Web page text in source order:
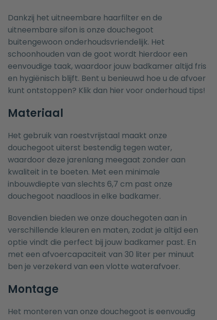
Dankzij het uitneembare haarfilter en de
uitneembare sifon is onze douchegoot
buitengewoon onderhoudsvriendelijk. Het
schoonhouden van de goot wordt hierdoor een
eenvoudige taak, waardoor jouw badkamer altijd fris
en hygiënisch blijft. Bent u benieuwd hoe u de afvoer
kunt ontstoppen? Klik dan hier voor onderhoud tips!
Materiaal
Het gebruik van roestvrijstaal maakt onze
douchegoot uiterst bestendig tegen water,
waardoor deze jarenlang meegaat zonder aan
kwaliteit in te boeten. Met een minimale
inbouwdiepte van slechts 6,7 cm past onze
douchegoot naadloos in elke badkamer.
Bovendien bieden we onze douchegoten aan in
verschillende kleuren en maten, zodat je altijd een
optie vindt die perfect bij jouw badkamer past. En
met een afvoercapaciteit van 30 liter per minuut
ben je verzekerd van een vlotte waterafvoer.
Montage
Het monteren van onze douchegoot is eenvoudig